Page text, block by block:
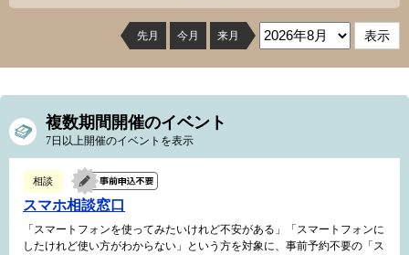
先月 今月 来月
複数期間開催のイベント
7日以上開催のイベントを表示
相談
スマホ相談窓口
「スマートフォンを使ってみたいけれど不安がある」「スマートフォンに
したけれど使い方がわからない」という方を対象に、事前予約不要の「ス